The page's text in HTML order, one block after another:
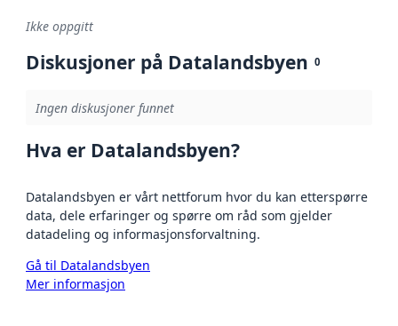
Ikke oppgitt
Diskusjoner på Datalandsbyen 0
Ingen diskusjoner funnet
Hva er Datalandsbyen?
Datalandsbyen er vårt nettforum hvor du kan etterspørre
data, dele erfaringer og spørre om råd som gjelder
datadeling og informasjonsforvaltning.
Gå til Datalandsbyen
Mer informasjon